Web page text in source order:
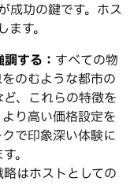
成功の鍵です。ホス
す。
する： すべての物
のむような都市の
、これらの特徴を
り高い価格設定を
で印象深い体験に
。
はホストとしての